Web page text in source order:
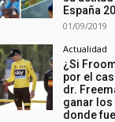
España
01/09/2019
Actualidad
¿Si
por el
dr.
ganar los
donde